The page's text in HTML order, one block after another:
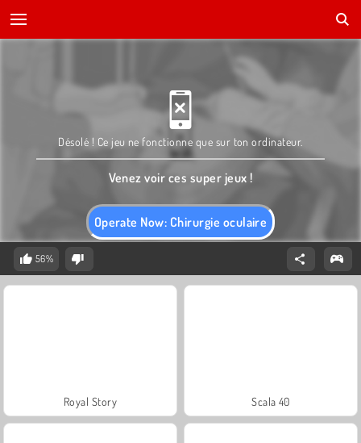
Operate Now: Chirurgie oculaire
Désolé ! Ce jeu ne fonctionne que sur ton ordinateur.
Venez voir ces super jeux !
56%
Royal Story Scala 40